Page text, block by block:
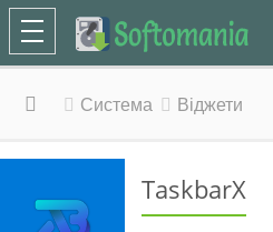
Система Віджети
TaskbarX